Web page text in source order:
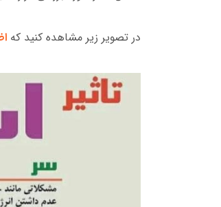
در تصویر زیر مشاهده کنید که